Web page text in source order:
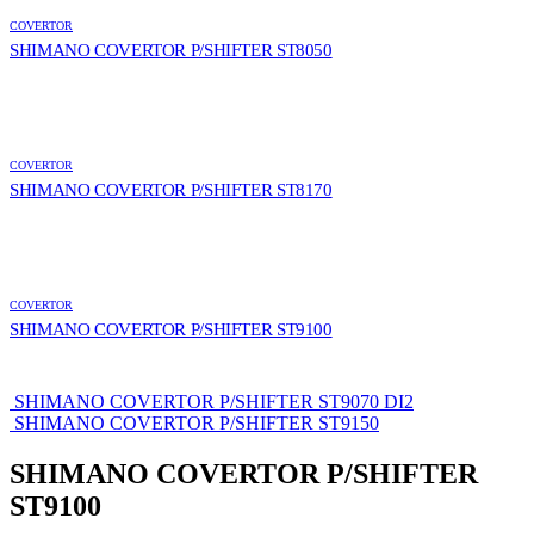
COVERTOR
SHIMANO COVERTOR P/SHIFTER ST8050
COVERTOR
SHIMANO COVERTOR P/SHIFTER ST8170
COVERTOR
SHIMANO COVERTOR P/SHIFTER ST9100
SHIMANO COVERTOR P/SHIFTER ST9070 DI2
SHIMANO COVERTOR P/SHIFTER ST9150
SHIMANO COVERTOR P/SHIFTER
ST9100